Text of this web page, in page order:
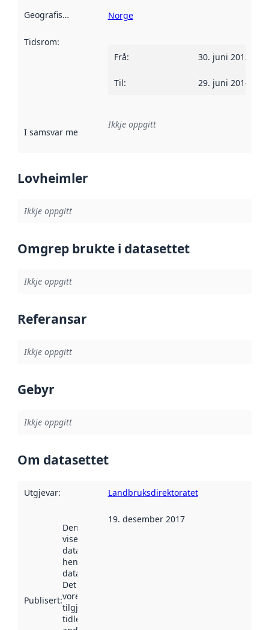
Geografisk område Norge
Tidsrom:
Frå: 30. juni 2013
Til: 29. juni 2014
I samsvar med Referanse til ei implementeringsregel eller
Ikkje oppgitt
Lovheimler
Ikkje oppgitt
Omgrep brukte i datasettet
Ikkje oppgitt
Referansar
Ikkje oppgitt
Gebyr
Ikkje oppgitt
Om datasettet
Utgjevar: Landbruksdirektoratet
Publisert:
Denne datoen
viser når
datasettet vart
henta inn av
data.norge.no.
Det kan ha
vore
tilgjengeleg
tidlegare
19. desember 2017